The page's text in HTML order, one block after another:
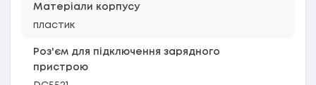
Матеріали корпусу
пластик
Роз'єм для підключення зарядного
пристрою